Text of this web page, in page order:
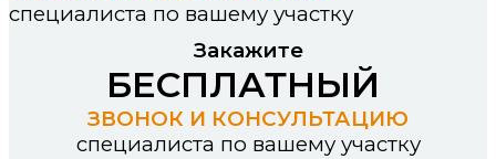
специалиста по вашему участку
Закажите
БЕСПЛАТНЫЙ
ЗВОНОК И КОНСУЛЬТАЦИЮ
специалиста по вашему участку